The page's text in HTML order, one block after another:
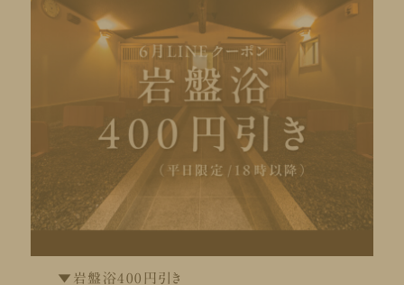
▼岩盤浴400円引き